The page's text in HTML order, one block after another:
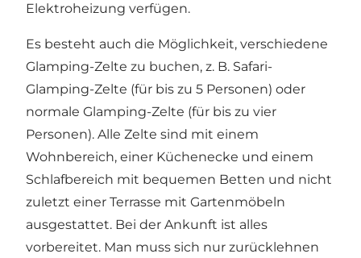
Elektroheizung verfügen.
Es besteht auch die Möglichkeit, verschiedene
Glamping-Zelte zu buchen, z. B. Safari-
Glamping-Zelte (für bis zu 5 Personen) oder
normale Glamping-Zelte (für bis zu vier
Personen). Alle Zelte sind mit einem
Wohnbereich, einer Küchenecke und einem
Schlafbereich mit bequemen Betten und nicht
zuletzt einer Terrasse mit Gartenmöbeln
ausgestattet. Bei der Ankunft ist alles
vorbereitet. Man muss sich nur zurücklehnen